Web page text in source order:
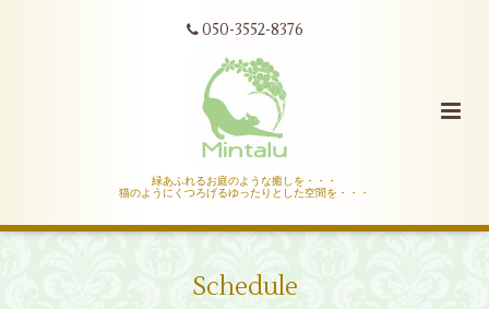
050-3552-8376
緑あふれるお庭のような癒しを・・・
猫のようにくつろげるゆったりとした空間を・・・
Schedule